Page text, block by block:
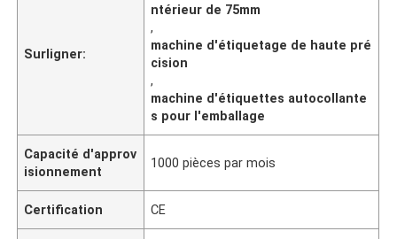
Surligner:
ntérieur de 75mm
,
machine d'étiquetage de haute pré
cision
,
machine d'étiquettes autocollante
s pour l'emballage
Capacité d'approv
isionnement
1000 pièces par mois
Certification CE